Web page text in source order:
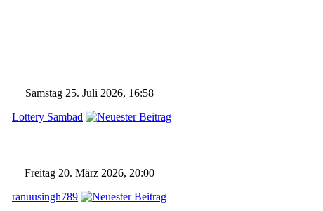
Samstag 25. Juli 2026, 16:58
Lottery Sambad
Freitag 20. März 2026, 20:00
ranuusingh789